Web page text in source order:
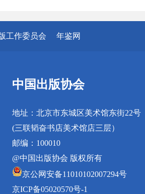
工作委员会 年鉴网
中国出版协会
地址：北京市东城区美术馆东街22号
(三联韬奋书店美术馆店三层）
邮编：100010
@中国出版协会 版权所有
京公网安备11010102007294号
京ICP备05020570号-1